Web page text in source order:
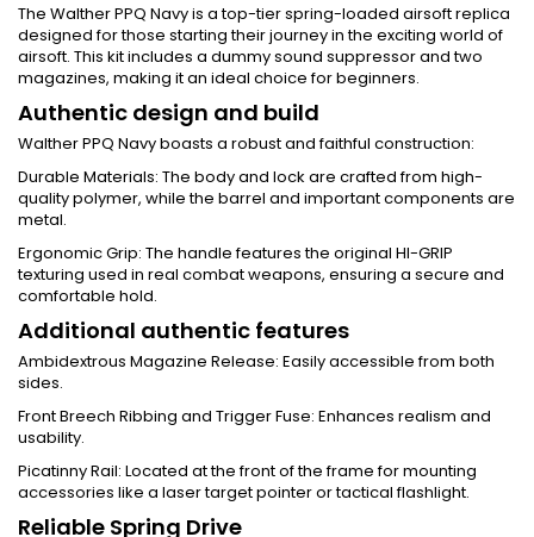
The Walther PPQ Navy is a top-tier spring-loaded airsoft replica
designed for those starting their journey in the exciting world of
airsoft. This kit includes a dummy sound suppressor and two
magazines, making it an ideal choice for beginners.
Authentic design and build
Walther PPQ Navy boasts a robust and faithful construction:
Durable Materials: The body and lock are crafted from high-
quality polymer, while the barrel and important components are
metal.
Ergonomic Grip: The handle features the original HI-GRIP
texturing used in real combat weapons, ensuring a secure and
comfortable hold.
Additional authentic features
Ambidextrous Magazine Release: Easily accessible from both
sides.
Front Breech Ribbing and Trigger Fuse: Enhances realism and
usability.
Picatinny Rail: Located at the front of the frame for mounting
accessories like a laser target pointer or tactical flashlight.
Reliable Spring Drive